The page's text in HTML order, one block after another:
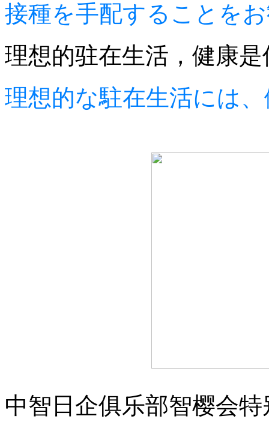
接種を手配することを
理想的驻在生活，健康是
理想的な駐在生活には
中智日企俱乐部智樱会